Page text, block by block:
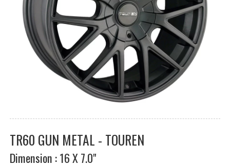
TR60 GUN METAL - TOUREN
Dimension : 16 X 7.0"